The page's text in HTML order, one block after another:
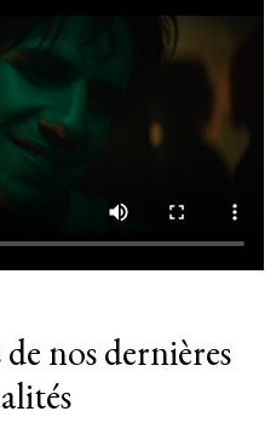
nos dernières